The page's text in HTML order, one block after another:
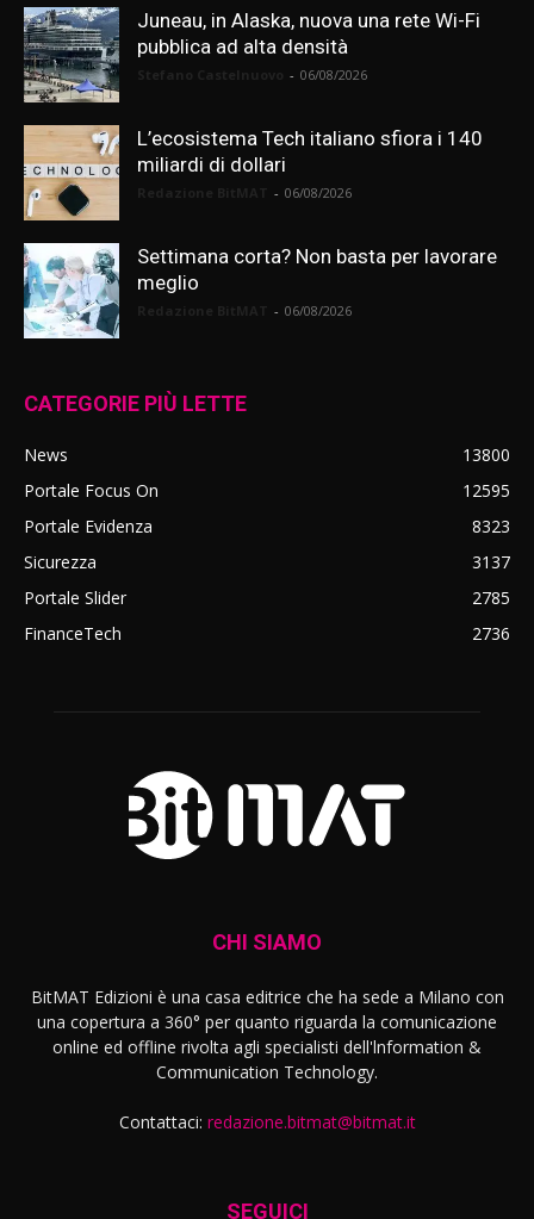
Juneau, in Alaska, nuova una rete Wi-Fi
pubblica ad alta densità
- 06/08/2026
L’ecosistema Tech italiano sfiora i 140
miliardi di dollari
- 06/08/2026
Settimana corta? Non basta per lavorare
meglio
- 06/08/2026
CATEGORIE PIÙ LETTE
News
13800
Portale Focus On
12595
Portale Evidenza
8323
Sicurezza
3137
Portale Slider
2785
FinanceTech
2736
CHI SIAMO
BitMAT Edizioni è una casa editrice che ha sede a Milano con
una copertura a 360° per quanto riguarda la comunicazione
online ed offline rivolta agli specialisti dell'lnformation &
Communication Technology.
Contattaci: redazione.bitmat@bitmat.it
SEGUICI